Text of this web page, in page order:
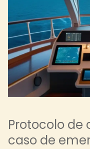
Protocolo de
caso de